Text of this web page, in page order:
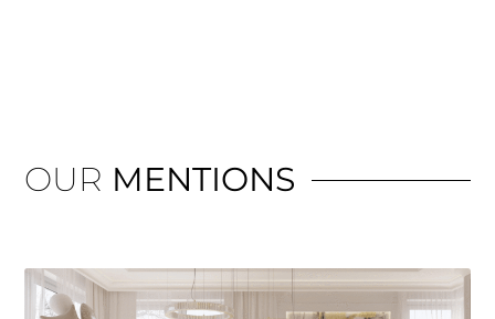
OUR MENTIONS